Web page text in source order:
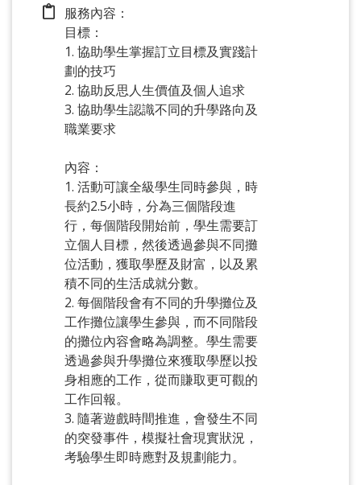
服務內容：
目標：
1. 協助學生掌握訂立目標及實踐計
劃的技巧
2. 協助反思人生價值及個人追求
3. 協助學生認識不同的升學路向及
職業要求
內容：
1. 活動可讓全級學生同時參與，時
長約2.5小時，分為三個階段進
行，每個階段開始前，學生需要訂
立個人目標，然後透過參與不同攤
位活動，獲取學歷及財富，以及累
積不同的生活成就分數。
2. 每個階段會有不同的升學攤位及
工作攤位讓學生參與，而不同階段
的攤位內容會略為調整。學生需要
透過參與升學攤位來獲取學歷以投
身相應的工作，從而賺取更可觀的
工作回報。
3. 隨著遊戲時間推進，會發生不同
的突發事件，模擬社會現實狀況，
考驗學生即時應對及規劃能力。